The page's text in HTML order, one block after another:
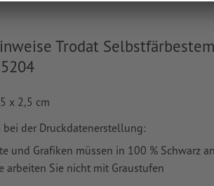
Trodat
x 2,5 cm
bei der Druckdatenerstellung:
und Grafiken müssen in 100 % Schwarz
arbeiten Sie nicht mit Graustufen